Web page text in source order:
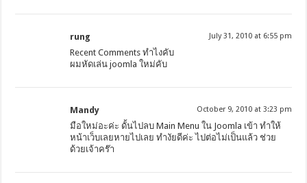
rung July 31, 2010 at 6:55 pm
Recent Comments ทำไงคับ
ผมหัดเล่น joomla ใหม่คับ
Mandy October 9, 2010 at 3:23 pm
มือใหม่อะค่ะ ดั้นไปลบ Main Menu ใน Joomla เข้า ทำให้
หน้าเว็บเลยหายไปเลย ทำงัยดีค่ะ ไปต่อไม่เป็นแล้ว ช่วย
ด้วยเจ้าคร๊า